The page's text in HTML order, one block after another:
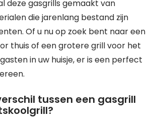
deze gasgrills gemaakt van
die jarenlang bestand zijn
Of u nu op zoek bent naar een
thuis of een grotere grill voor het
in uw huisje, er is een perfect
tussen een gasgrill